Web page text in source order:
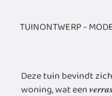
TUINONTWERP -
Deze tuin bevindt
woning, wat een